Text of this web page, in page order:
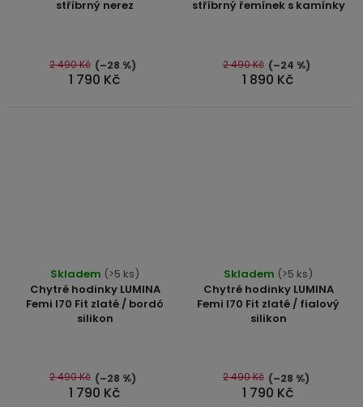
stříbrný nerez
je
5
hvězdiček.
1 790 Kč
2 490 Kč (–28 %)
stříbrný řemínek s kamínky
5
hvězdiček.
1 890 Kč
2 490 Kč (–24 %)
Chytré hodinky LUMINA
Femi I70 Fit zlaté / bordó
silikon
hodnocení
produktu
je
5
hvězdiček.
Skladem (>5 ks)
1 790 Kč
2 490 Kč (–28 %)
Chytré hodinky LUMINA
Femi I70 Fit zlaté / fialový
silikon
hodnocení
produktu
je
5
hvězdiček.
Skladem (>5 ks)
1 790 Kč
2 490 Kč (–28 %)